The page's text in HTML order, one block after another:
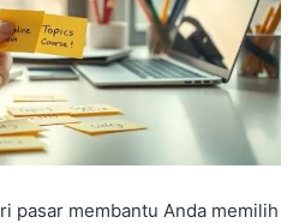
pasar membantu Anda memilih